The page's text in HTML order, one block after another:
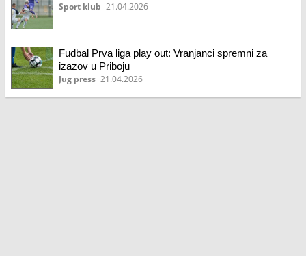
Sport klub 21.04.2026
Fudbal Prva liga play out: Vranjanci spremni za
izazov u Priboju
Jug press 21.04.2026